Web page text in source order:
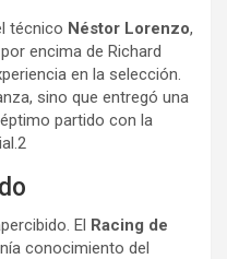
técnico Néstor Lorenzo,
encima de Richard
en la selección.
sino que entregó una
partido con la
El Racing de
conocimiento del